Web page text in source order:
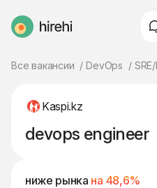
HireHi
Все вакансии DevOps
Kaspi.kz
devops engineer
ниже рынка на 48,6%